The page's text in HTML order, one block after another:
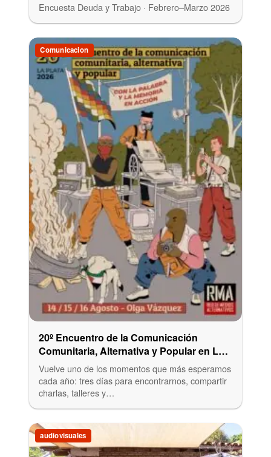
Encuesta Deuda y Trabajo · Febrero–Marzo 2026
Comunicacion
20º Encuentro de la Comunicación
Comunitaria, Alternativa y Popular en La
Plata
Vuelve uno de los momentos que más esperamos
cada año: tres días para encontrarnos, compartir
charlas, talleres y…
audiovisuales